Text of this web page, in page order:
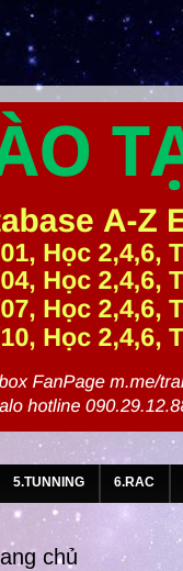
5.TUNNING 6.RAC
chủ